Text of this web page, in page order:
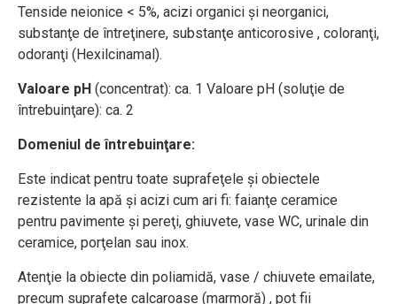
Tenside neionice < 5%, acizi organici şi neorganici,
substanţe de întreţinere, substanţe anticorosive , coloranţi,
odoranţi (Hexilcinamal).
Valoare pH (concentrat): ca. 1 Valoare pH (soluţie de
întrebuinţare): ca. 2
Domeniul de întrebuinţare:
Este indicat pentru toate suprafeţele şi obiectele
rezistente la apă şi acizi cum ari fi: faianţe ceramice
pentru pavimente şi pereţi, ghiuvete, vase WC, urinale din
ceramice, porţelan sau inox.
Atenţie la obiecte din poliamidă, vase / chiuvete emailate,
precum suprafeţe calcaroase (marmoră) , pot fii